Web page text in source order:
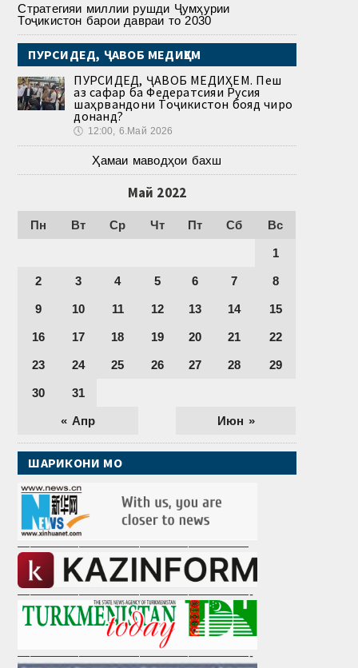
Стратегияи миллии рушди Ҷумҳурии
Тоҷикистон барои давраи то 2030
ПУРСИДЕД, ҶАВОБ МЕДИҲЕМ
ПУРСИДЕД, ҶАВОБ МЕДИҲЕМ. Пеш
аз сафар ба Федератсияи Русия
шаҳрвандони Тоҷикистон бояд чиро
донанд?
🕔 12:00, 6.Май 2026
Ҳамаи маводҳои бахш
Май 2022
Пн Вт Ср Чт Пт Сб Вс
« Апр Июн »
1
2 3 4 5 6 7 8
9 10 11 12 13 14 15
16 17 18 19 20 21 22
23 24 25 26 27 28 29
30 31
ШАРИКОНИ МО
———————————————————
———————————————————-
———————————————————-